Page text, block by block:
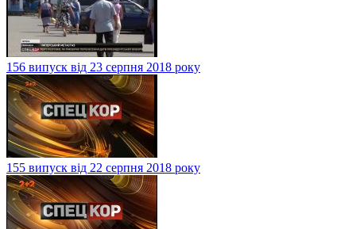
156 випуск від 23 серпня 2018 року
155 випуск від 22 серпня 2018 року